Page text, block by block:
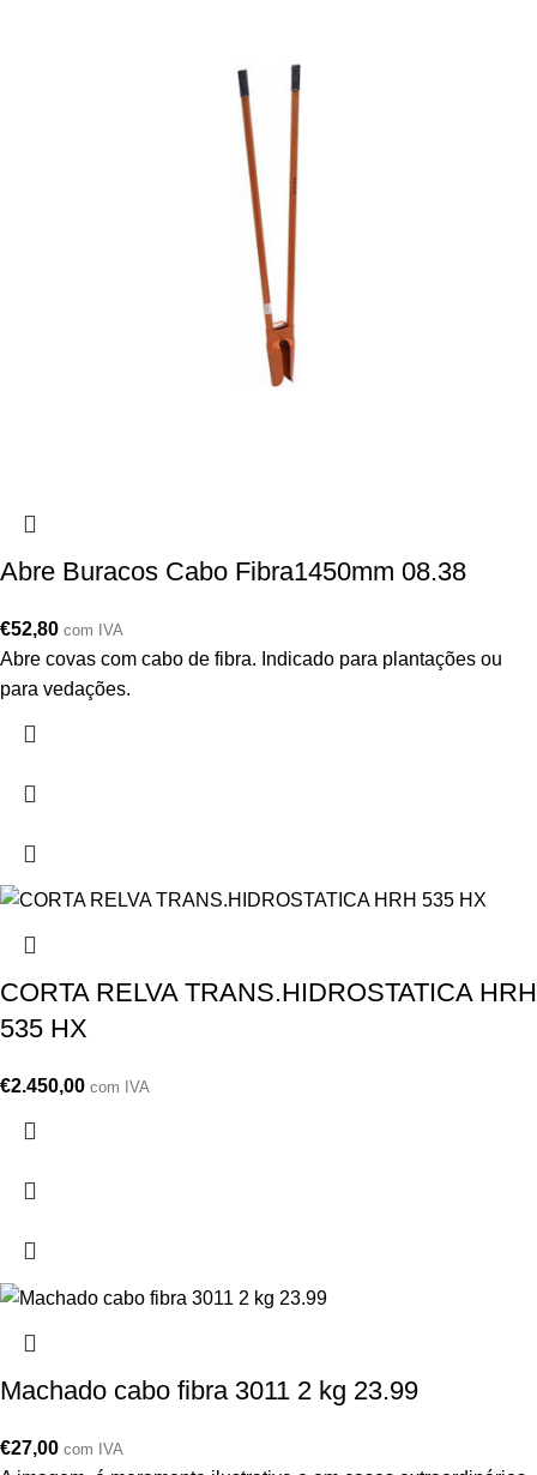
Abre Buracos Cabo Fibra1450mm 08.38
€52,80 com IVA
Abre covas com cabo de fibra. Indicado para plantações ou
para vedações.
CORTA RELVA TRANS.HIDROSTATICA HRH
535 HX
€2.450,00 com IVA
Machado cabo fibra 3011 2 kg 23.99
€27,00 com IVA